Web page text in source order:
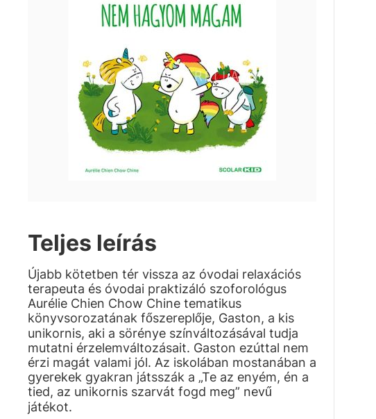
Teljes leírás
Újabb kötetben tér vissza az óvodai relaxációs
terapeuta és óvodai praktizáló szoforológus
Aurélie Chien Chow Chine tematikus
könyvsorozatának főszereplője, Gaston, a kis
unikornis, aki a sörénye színváltozásával tudja
mutatni érzelemváltozásait. Gaston ezúttal nem
érzi magát valami jól. Az iskolában mostanában a
gyerekek gyakran játsszák a „Te az enyém, én a
tied, az unikornis szarvát fogd meg” nevű
játékot.